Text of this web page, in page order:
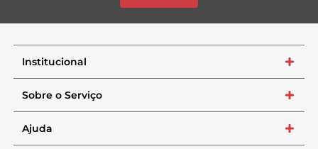
Institucional +
Sobre o Serviço +
Ajuda +